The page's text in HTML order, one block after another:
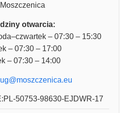
Moszczenica
otwarcia:
– 07:30 – 15:30
– 07:30 – 17:00
– 07:30 – 14:00
ug@moszczenica.eu
50753-98630-EJDWR-17